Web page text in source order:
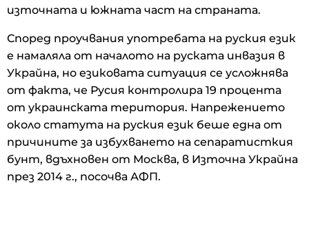
източната и южната част на страната.
Според проучвания употребата на руския език
е намаляла от началото на руската инвазия в
Украйна, но езиковата ситуация се усложнява
от факта, че Русия контролира 19 процента
от украинската територия. Напрежението
около статута на руския език беше една от
причините за избухването на сепаратисткия
бунт, вдъхновен от Москва, в Източна Украйна
през 2014 г., посочва АФП.